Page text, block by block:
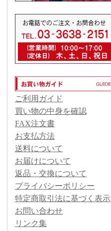
ご利用ガイド
買い物の中身を確認
FAX注文書
お支払方法
送料について
お届けについて
返品・交換について
プライバシーポリシー
特定商取引法に基づく表示
お問い合わせ
リンク集